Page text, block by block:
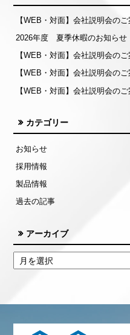
【WEB・対面】会社説明会のご
2026年度 夏季休暇のお知らせ
【WEB・対面】会社説明会のご
【WEB・対面】会社説明会のご
【WEB・対面】会社説明会のご
カテゴリー
お知らせ
採用情報
製品情報
過去の記事
アーカイブ